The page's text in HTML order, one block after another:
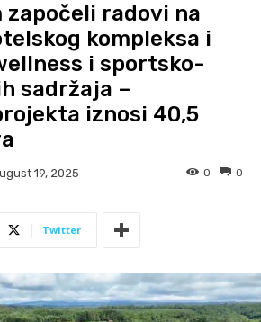
započeli radovi na
kompleksa i
i sportsko-
sadržaja –
iznosi 40,5
19, 2025 0
0
Twitter